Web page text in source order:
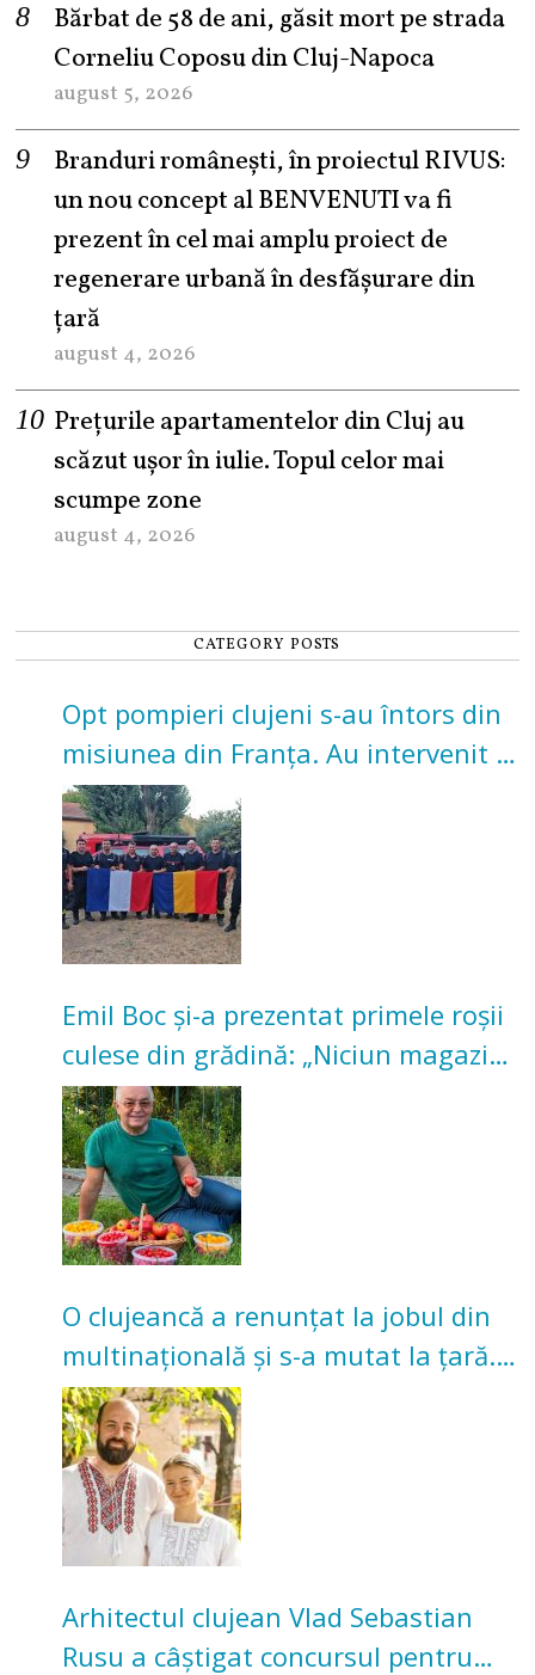
Bărbat de 58 de ani, găsit mort pe strada
Corneliu Coposu din Cluj-Napoca
august 5, 2026
Branduri românești, în proiectul RIVUS:
un nou concept al BENVENUTI va fi
prezent în cel mai amplu proiect de
regenerare urbană în desfășurare din
țară
august 4, 2026
Prețurile apartamentelor din Cluj au
scăzut ușor în iulie. Topul celor mai
scumpe zone
august 4, 2026
CATEGORY POSTS
Opt pompieri clujeni s-au întors din
misiunea din Franța. Au intervenit la
incendii de vegetație și pădure
Emil Boc și-a prezentat primele roșii
culese din grădină: „Niciun magazin
nu poate oferi această satisfacție”
O clujeancă a renunțat la jobul din
multinațională și s-a mutat la țară.
Acum cultivă legume în grădina
bunicilor
Arhitectul clujean Vlad Sebastian
Rusu a câștigat concursul pentru